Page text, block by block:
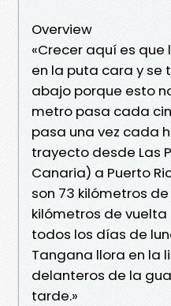
Overview
«Crecer aquí es
en la puta cara y se
abajo porque esto
metro pasa cada
pasa una vez cada
trayecto desde Las
Canaria) a Puerto
son 73 kilómetros
kilómetros de
todos los días de
Tangana llora en la
delanteros de la
tarde.»